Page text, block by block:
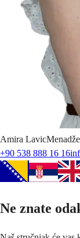
Amira Lavic
+90 538 888 16 16
Ne znate